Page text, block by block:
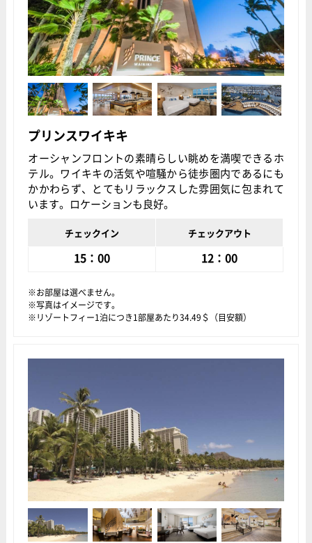
プリンスワイキキ
オーシャンフロントの素晴らしい眺めを満喫できるホ
テル。ワイキキの活気や喧騒から徒歩圏内であるにも
かかわらず、とてもリラックスした雰囲気に包まれて
います。ロケーションも良好。
チェックイン チェックアウト
15：00 12：00
お部屋は選べません。
写真はイメージです。
リゾートフィー1泊につき1部屋あたり34.49＄（目安額）